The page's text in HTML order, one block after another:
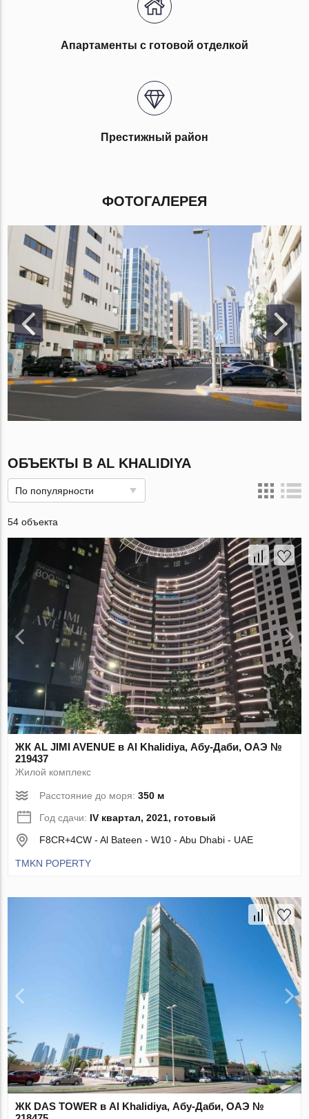
Апартаменты с готовой отделкой
Престижный район
ФОТОГАЛЕРЕЯ
ОБЪЕКТЫ В AL KHALIDIYA
По популярности
54 объекта
ЖК AL JIMI AVENUE в Al Khalidiya, Абу-Даби, ОАЭ №
219437
Жилой комплекс
Расстояние до моря:350 м
Год сдачи: IV квартал, 2021, готовый
F8CR+4CW - Al Bateen - W10 - Abu Dhabi - UAE
TMKN POPERTY
ЖК DAS TOWER в Al Khalidiya, Абу-Даби, ОАЭ №